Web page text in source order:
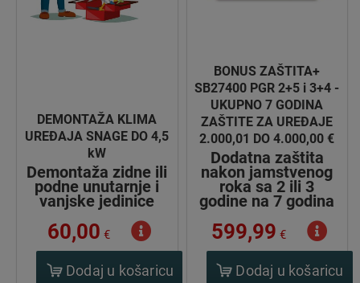
DEMONTAŽA KLIMA
UREĐAJA SNAGE DO 4,5
kW
Demontaža zidne ili
podne unutarnje i
vanjske jedinice
60,00 €
Dodaj u košaricu
BONUS ZAŠTITA+
SB27400 PGR 2+5 i 3+4 -
UKUPNO 7 GODINA
ZAŠTITE ZA UREĐAJE
2.000,01 DO 4.000,00 €
Dodatna zaštita
nakon jamstvenog
roka sa 2 ili 3
godine na 7 godina
599,99 €
Dodaj u košaricu